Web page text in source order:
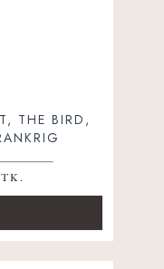
THE BIRD,